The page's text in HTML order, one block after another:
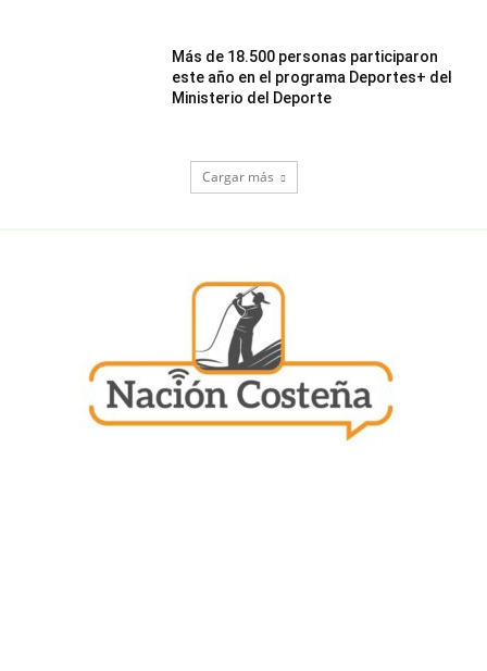
Más de 18.500 personas participaron
este año en el programa Deportes+ del
Ministerio del Deporte
Cargar más